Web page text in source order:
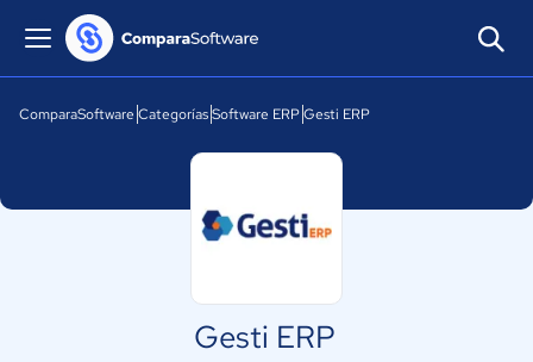
ComparaSoftware CategoríasSoftware ERPGesti ERP
Gesti ERP